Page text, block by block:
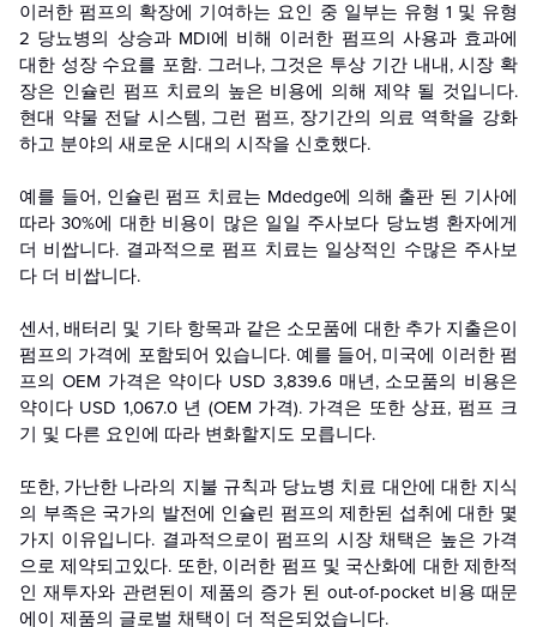
이러한 펌프의 확장에 기여하는 요인 중 일부는 유형 1 및 유형
2 당뇨병의 상승과 MDI에 비해 이러한 펌프의 사용과 효과에
대한 성장 수요를 포함. 그러나, 그것은 투상 기간 내내, 시장 확
장은 인슐린 펌프 치료의 높은 비용에 의해 제약 될 것입니다.
현대 약물 전달 시스템, 그런 펌프, 장기간의 의료 역학을 강화
하고 분야의 새로운 시대의 시작을 신호했다.
예를 들어, 인슐린 펌프 치료는 Mdedge에 의해 출판 된 기사에
따라 30%에 대한 비용이 많은 일일 주사보다 당뇨병 환자에게
더 비쌉니다. 결과적으로 펌프 치료는 일상적인 수많은 주사보
다 더 비쌉니다.
센서, 배터리 및 기타 항목과 같은 소모품에 대한 추가 지출은이
펌프의 가격에 포함되어 있습니다. 예를 들어, 미국에 이러한 펌
프의 OEM 가격은 약이다 USD 3,839.6 매년, 소모품의 비용은
약이다 USD 1,067.0 년 (OEM 가격). 가격은 또한 상표, 펌프 크
기 및 다른 요인에 따라 변화할지도 모릅니다.
또한, 가난한 나라의 지불 규칙과 당뇨병 치료 대안에 대한 지식
의 부족은 국가의 발전에 인슐린 펌프의 제한된 섭취에 대한 몇
가지 이유입니다. 결과적으로이 펌프의 시장 채택은 높은 가격
으로 제약되고있다. 또한, 이러한 펌프 및 국산화에 대한 제한적
인 재투자와 관련된이 제품의 증가 된 out-of-pocket 비용 때문
에이 제품의 글로벌 채택이 더 적은되었습니다.